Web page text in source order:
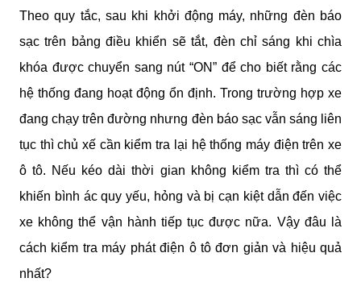
Theo quy tắc, sau khi khởi động máy, những đèn báo
sạc trên bảng điều khiển sẽ tắt, đèn chỉ sáng khi chìa
khóa được chuyển sang nút “ON” để cho biết rằng các
hệ thống đang hoạt động ổn định. Trong trường hợp xe
đang chạy trên đường nhưng đèn báo sạc vẫn sáng liên
tục thì chủ xế cần kiểm tra lại hệ thống máy điện trên xe
ô tô. Nếu kéo dài thời gian không kiểm tra thì có thể
khiến bình ác quy yếu, hỏng và bị cạn kiệt dẫn đến việc
xe không thể vận hành tiếp tục được nữa. Vậy đâu là
cách kiểm tra máy phát điện ô tô đơn giản và hiệu quả
nhất?